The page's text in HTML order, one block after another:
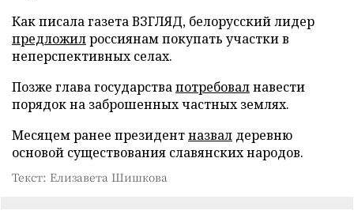
Как писала газета ВЗГЛЯД, белорусский лидер
предложилроссиянам покупать участки в
неперспективных селах.
Позже глава государствапотребовалнавести
порядок на заброшенных частных землях.
Месяцем ранее президентназвал деревню
основой существования славянских народов.
Текст: Елизавета Шишкова